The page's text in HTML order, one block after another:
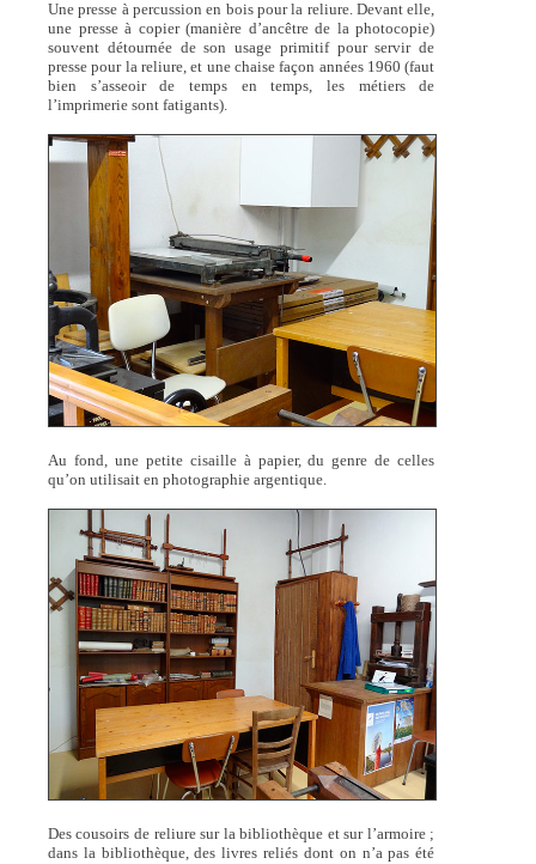
Une presse à percussion en bois pour la reliure. Devant elle,
une presse à copier (manière d’ancêtre de la photocopie)
souvent détournée de son usage primitif pour servir de
presse pour la reliure, et une chaise façon années 1960 (faut
bien s’asseoir de temps en temps, les métiers de
l’imprimerie sont fatigants).
Au fond, une petite cisaille à papier, du genre de celles
qu’on utilisait en photographie argentique.
Des cousoirs de reliure sur la bibliothèque et sur l’armoire ;
dans la bibliothèque, des livres reliés dont on n’a pas été